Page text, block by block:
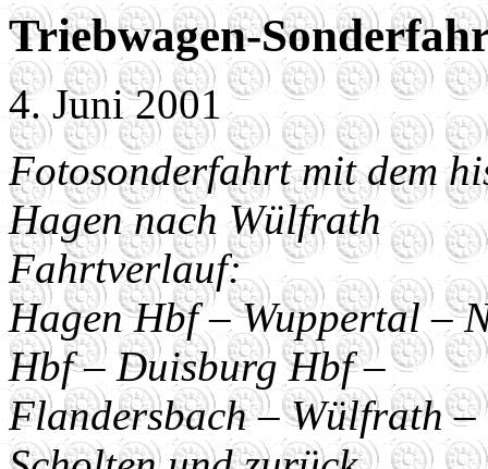
Triebwagen-
4. Juni 2001
Fotosonderfahrt mit dem
Hagen nach Wülfrath
Fahrtverlauf:
Hagen Hbf – Wuppertal –
Hbf – Duisburg Hbf –
Flandersbach – Wülfrath